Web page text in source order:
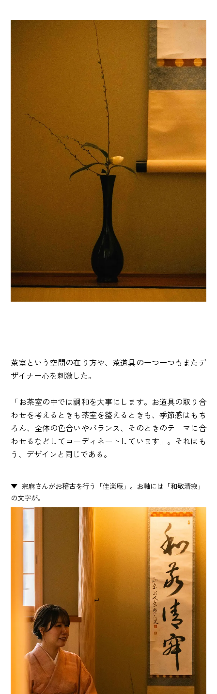
茶室という空間の在り方や、茶道具の一つ一つもまたデ
ザイナー心を刺激した。
「お茶室の中では調和を大事にします。お道具の取り合
わせを考えるときも茶室を整えるときも、季節感はもち
ろん、全体の色合いやバランス、そのときのテーマに合
わせるなどしてコーディネートしています」。それはも
う、デザインと同じである。
宗麻さんがお稽古を行う「佳楽庵」。お軸には「和敬清寂」
の文字が。